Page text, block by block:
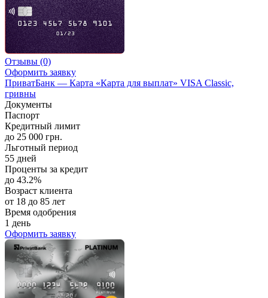
Отзывы (0)
Оформить заявку
ПриватБанк — Карта «Карта для выплат» VISA Classic,
гривны
Документы
Паспорт
Кредитный лимит
до 25 000 грн.
Льготный период
55 дней
Проценты за кредит
до 43.2%
Возраст клиента
от 18 до 85 лет
Время одобрения
1 день
Оформить заявку